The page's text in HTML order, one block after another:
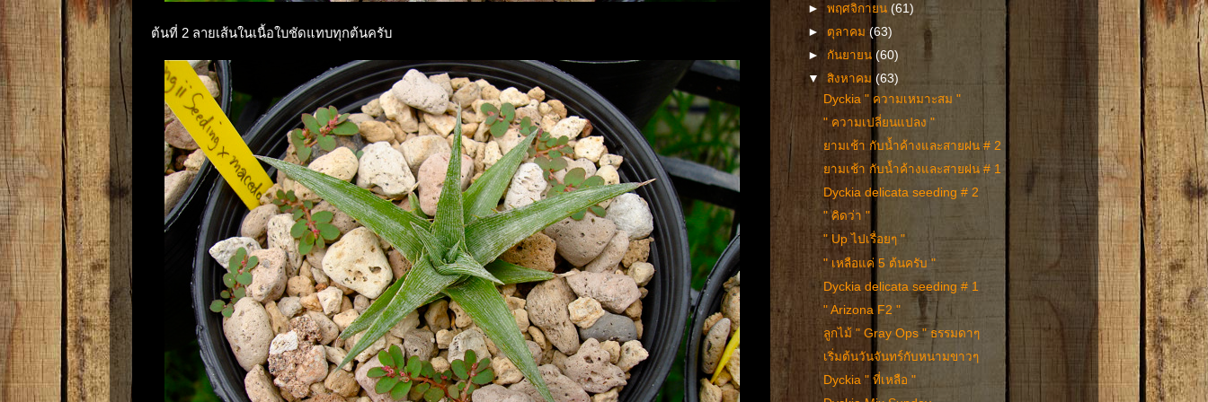
ต้นที่ 2 ลายเส้นในเนื้อใบชัดแทบทุกต้นครับ
►พฤศจิกายน(61)
► ตุลาคม(63)
► กันยายน(60)
▼สิงหาคม(63)
Dyckia " ความเหมาะสม "
" ความเปลี่ยนแปลง "
ยามเช้า กับน้ำค้างและสายฝน # 2
ยามเช้า กับน้ำค้างและสายฝน # 1
Dyckia delicata seeding # 2
" คิดว่า "
" Up ไปเรื่อยๆ "
" เหลือแค่ 5 ต้นครับ "
Dyckia delicata seeding # 1
" Arizona F2 "
ลูกไม้ " Gray Ops " ธรรมดาๆ
เริ่มต้นวันจันทร์กับหนามขาวๆ
Dyckia " ที่เหลือ "